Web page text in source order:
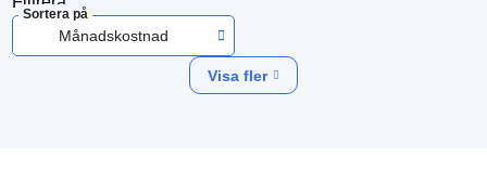
Sortera på
Månadskostnad
Visa fler